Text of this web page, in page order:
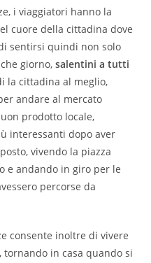
i viaggiatori hanno la
cuore della cittadina dove
sentirsi quindi non solo
giorno,salentini a tutti
la cittadina al meglio,
andare al mercato
prodotto locale,
interessanti dopo aver
vivendo la piazza
e andando in giro per le
percorse da
consente inoltre di vivere
in casa quando si